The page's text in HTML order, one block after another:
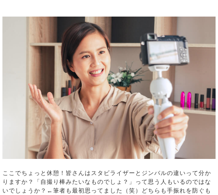
ここでちょっと休憩！皆さんはスタビライザーとジンバルの違いって分か
りますか？「自撮り棒みたいなものでしょ？」って思う人もいるのではな
いでしょうか？←筆者も最初思ってました（笑）どちらも手振れを防ぐも